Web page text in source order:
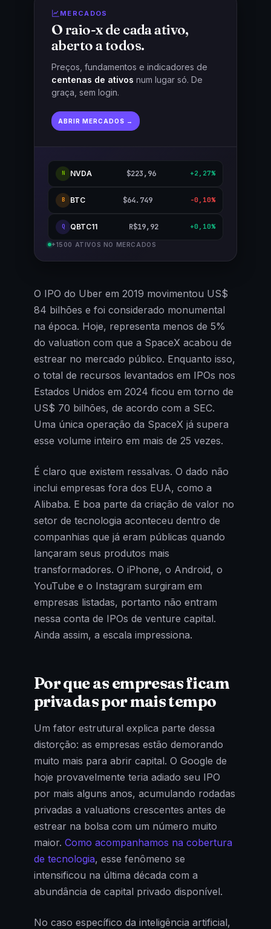
MERCADOS
O raio-x de cada ativo,
aberto a todos.
Preços, fundamentos e indicadores de
centenas de ativos num lugar só. De
graça, sem login.
ABRIR MERCADOS →
N NVDA $223,96 +2,27%
B BTC $64.749 -0,10%
Q QBTC11 R$19,92 +0,10%
+1500 ATIVOS NO MERCADOS
O IPO do Uber em 2019 movimentou US$
84 bilhões e foi considerado monumental
na época. Hoje, representa menos de 5%
do valuation com que a SpaceX acabou de
estrear no mercado público. Enquanto isso,
o total de recursos levantados em IPOs nos
Estados Unidos em 2024 ficou em torno de
US$ 70 bilhões, de acordo com a SEC.
Uma única operação da SpaceX já supera
esse volume inteiro em mais de 25 vezes.
É claro que existem ressalvas. O dado não
inclui empresas fora dos EUA, como a
Alibaba. E boa parte da criação de valor no
setor de tecnologia aconteceu dentro de
companhias que já eram públicas quando
lançaram seus produtos mais
transformadores. O iPhone, o Android, o
YouTube e o Instagram surgiram em
empresas listadas, portanto não entram
nessa conta de IPOs de venture capital.
Ainda assim, a escala impressiona.
Por que as empresas ficam
privadas por mais tempo
Um fator estrutural explica parte dessa
distorção: as empresas estão demorando
muito mais para abrir capital. O Google de
hoje provavelmente teria adiado seu IPO
por mais alguns anos, acumulando rodadas
privadas a valuations crescentes antes de
estrear na bolsa com um número muito
maior. Como acompanhamos na cobertura
de tecnologia, esse fenômeno se
intensificou na última década com a
abundância de capital privado disponível.
No caso específico da inteligência artificial,